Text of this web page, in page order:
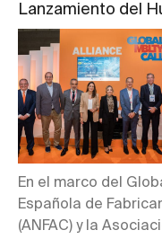
Lanzamiento del
En el marco del
Española de
(ANFAC) y la